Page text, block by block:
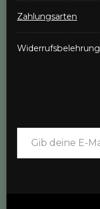
Zahlungsarten
Widerrufsbelehrung
Gib deine E-Mail-Adresse ein ...